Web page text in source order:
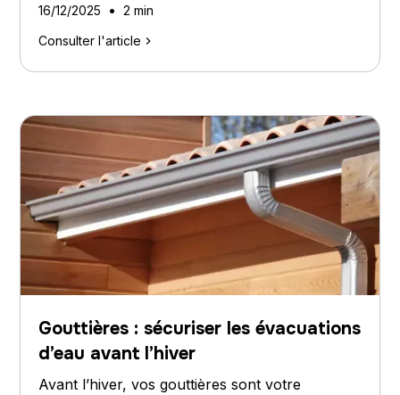
16/12/2025 • 2 min
Consulter l'article
Gouttières : sécuriser les évacuations
d’eau avant l’hiver
Avant l’hiver, vos gouttières sont votre